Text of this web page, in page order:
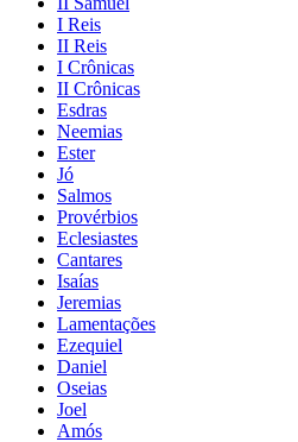
I Reis
II Reis
I Crônicas
II Crônicas
Esdras
Neemias
Ester
Jó
Salmos
Provérbios
Eclesiastes
Cantares
Isaías
Jeremias
Lamentações
Ezequiel
Daniel
Oseias
Joel
Amós